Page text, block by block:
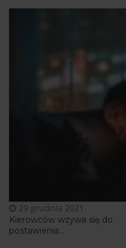
Kierowców wzywa się do
postawienia...
29 grudnia 2021